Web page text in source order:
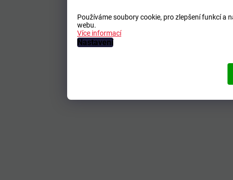
Používáme soubory cookie, pro zlepšení funkcí a
webu.
Více informací
Nastavení